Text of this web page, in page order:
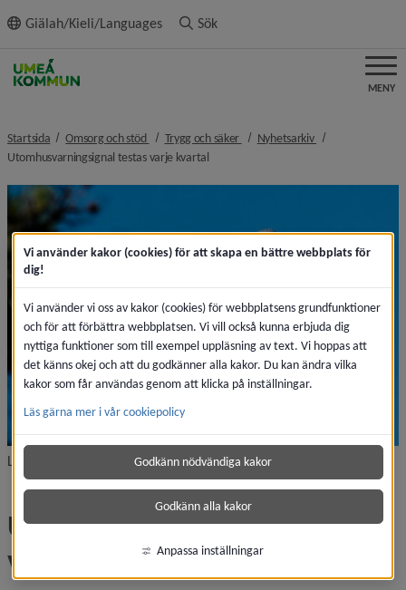
innehållet
Giälah/Kieli/Languages Sök
MENY
Startsida Omsorg och stöd nivå i brödsmulenavigeringen
Trygg och säker nivå i brödsmulenavigeringen
Nyhetsarkiv nivå i
Utomhusvarningsignal testas varje kvartalnivå i brödsmulenavigeringen
Ljudsändare för utomhusvarningssignal
Utomhusvarningsignal testas
varje kvartal
Vi använder kakor (cookies) för att skapa en bättre webbplats för
dig!
Vi använder vi oss av kakor (cookies) för webbplatsens grundfunktioner
och för att förbättra webbplatsen. Vi vill också kunna erbjuda dig
nyttiga funktioner som till exempel uppläsning av text. Vi hoppas att
det känns okej och att du godkänner alla kakor. Du kan ändra vilka
kakor som får användas genom att klicka på inställningar.
Läs gärna mer i vår cookiepolicy
Godkänn nödvändiga kakor
Godkänn alla kakor
Anpassa inställningar